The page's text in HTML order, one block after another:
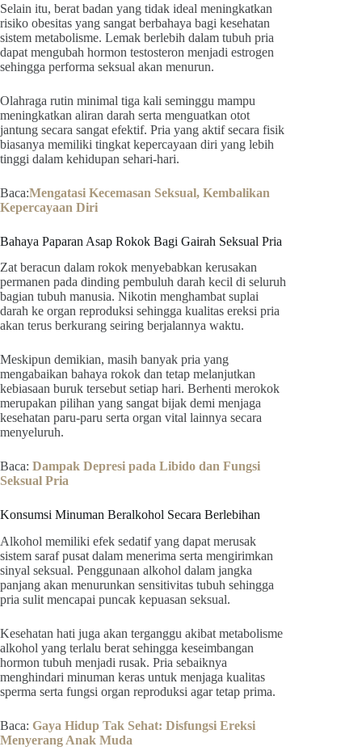
Selain itu, berat badan yang tidak ideal meningkatkan
risiko obesitas yang sangat berbahaya bagi kesehatan
sistem metabolisme. Lemak berlebih dalam tubuh pria
dapat mengubah hormon testosteron menjadi estrogen
sehingga performa seksual akan menurun.
Olahraga rutin minimal tiga kali seminggu mampu
meningkatkan aliran darah serta menguatkan otot
jantung secara sangat efektif. Pria yang aktif secara fisik
biasanya memiliki tingkat kepercayaan diri yang lebih
tinggi dalam kehidupan sehari-hari.
Baca:Mengatasi Kecemasan Seksual, Kembalikan
Kepercayaan Diri
Bahaya Paparan Asap Rokok Bagi Gairah Seksual Pria
Zat beracun dalam rokok menyebabkan kerusakan
permanen pada dinding pembuluh darah kecil di seluruh
bagian tubuh manusia. Nikotin menghambat suplai
darah ke organ reproduksi sehingga kualitas ereksi pria
akan terus berkurang seiring berjalannya waktu.
Meskipun demikian, masih banyak pria yang
mengabaikan bahaya rokok dan tetap melanjutkan
kebiasaan buruk tersebut setiap hari. Berhenti merokok
merupakan pilihan yang sangat bijak demi menjaga
kesehatan paru-paru serta organ vital lainnya secara
menyeluruh.
Baca: Dampak Depresi pada Libido dan Fungsi
Seksual Pria
Konsumsi Minuman Beralkohol Secara Berlebihan
Alkohol memiliki efek sedatif yang dapat merusak
sistem saraf pusat dalam menerima serta mengirimkan
sinyal seksual. Penggunaan alkohol dalam jangka
panjang akan menurunkan sensitivitas tubuh sehingga
pria sulit mencapai puncak kepuasan seksual.
Kesehatan hati juga akan terganggu akibat metabolisme
alkohol yang terlalu berat sehingga keseimbangan
hormon tubuh menjadi rusak. Pria sebaiknya
menghindari minuman keras untuk menjaga kualitas
sperma serta fungsi organ reproduksi agar tetap prima.
Baca: Gaya Hidup Tak Sehat: Disfungsi Ereksi
Menyerang Anak Muda